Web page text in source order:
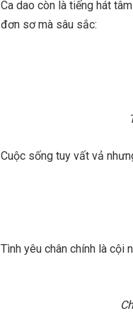
Ca dao còn là tiếng hát
đơn sơ mà sâu sắc:
Cuộc sống tuy vất vả
Tình yêu chân chính là cội